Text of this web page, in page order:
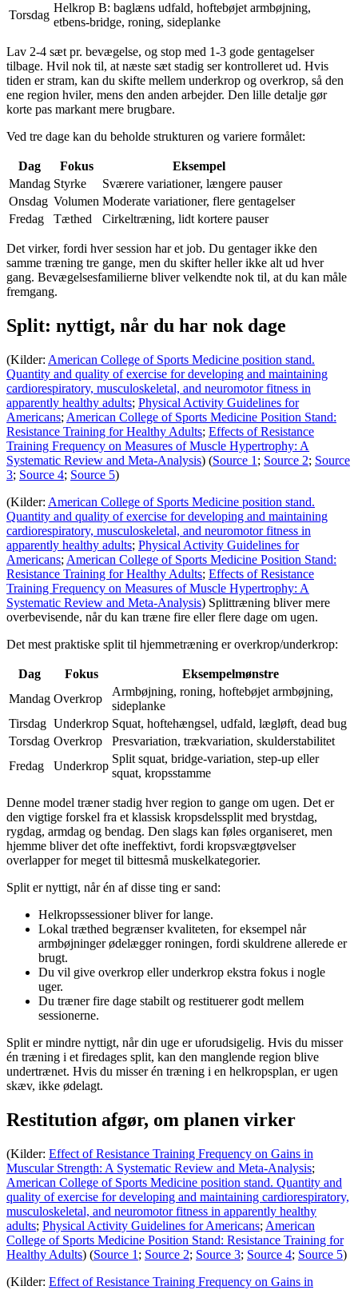
Torsdag
Helkrop B: baglæns udfald, hoftebøjet armbøjning,
etbens-bridge, roning, sideplanke
Lav 2-4 sæt pr. bevægelse, og stop med 1-3 gode gentagelser
tilbage. Hvil nok til, at næste sæt stadig ser kontrolleret ud. Hvis
tiden er stram, kan du skifte mellem underkrop og overkrop, så den
ene region hviler, mens den anden arbejder. Den lille detalje gør
korte pas markant mere brugbare.
Ved tre dage kan du beholde strukturen og variere formålet:
Dag Fokus
Eksempel
Mandag Styrke
Sværere variationer, længere pauser
Onsdag Volumen Moderate variationer, flere gentagelser
Fredag
Tæthed Cirkeltræning, lidt kortere pauser
Det virker, fordi hver session har et job. Du gentager ikke den
samme træning tre gange, men du skifter heller ikke alt ud hver
gang. Bevægelsesfamilierne bliver velkendte nok til, at du kan måle
fremgang.
Split: nyttigt, når du har nok dage
(Kilder: American College of Sports Medicine position stand.
Quantity and quality of exercise for developing and maintaining
cardiorespiratory, musculoskeletal, and neuromotor fitness in
apparently healthy adults; Physical Activity Guidelines for
Americans; American College of Sports Medicine Position Stand:
Resistance Training for Healthy Adults; Effects of Resistance
Training Frequency on Measures of Muscle Hypertrophy: A
Systematic Review and Meta-Analysis) (Source 1 ; Source 2; Source
3; Source 4; Source 5)
(Kilder: American College of Sports Medicine position stand.
Quantity and quality of exercise for developing and maintaining
cardiorespiratory, musculoskeletal, and neuromotor fitness in
apparently healthy adults; Physical Activity Guidelines for
Americans; American College of Sports Medicine Position Stand:
Resistance Training for Healthy Adults; Effects of Resistance
Training Frequency on Measures of Muscle Hypertrophy: A
Systematic Review and Meta-Analysis) Splittræning bliver mere
overbevisende, når du kan træne fire eller flere dage om ugen.
Det mest praktiske split til hjemmetræning er overkrop/underkrop:
Dag Fokus
Eksempelmønstre
Mandag Overkrop
Armbøjning, roning, hoftebøjet armbøjning,
sideplanke
Tirsdag Underkrop Squat, hoftehængsel, udfald, lægløft, dead bug
Torsdag Overkrop
Presvariation, trækvariation, skulderstabilitet
Fredag
Underkrop
Split squat, bridge-variation, step-up eller
squat, kropsstamme
Denne model træner stadig hver region to gange om ugen. Det er
den vigtige forskel fra et klassisk kropsdelssplit med brystdag,
rygdag, armdag og bendag. Den slags kan føles organiseret, men
hjemme bliver det ofte ineffektivt, fordi kropsvægtøvelser
overlapper for meget til bittesmå muskelkategorier.
Split er nyttigt, når én af disse ting er sand:
Helkropssessioner bliver for lange.
Lokal træthed begrænser kvaliteten, for eksempel når
armbøjninger ødelægger roningen, fordi skuldrene allerede er
brugt.
Du vil give overkrop eller underkrop ekstra fokus i nogle
uger.
Du træner fire dage stabilt og restituerer godt mellem
sessionerne.
Split er mindre nyttigt, når din uge er uforudsigelig. Hvis du misser
én træning i et firedages split, kan den manglende region blive
undertrænet. Hvis du misser én træning i en helkropsplan, er ugen
skæv, ikke ødelagt.
Restitution afgør, om planen virker
(Kilder: Effect of Resistance Training Frequency on Gains in
Muscular Strength: A Systematic Review and Meta-Analysis;
American College of Sports Medicine position stand. Quantity and
quality of exercise for developing and maintaining cardiorespiratory,
musculoskeletal, and neuromotor fitness in apparently healthy
adults; Physical Activity Guidelines for Americans; American
College of Sports Medicine Position Stand: Resistance Training for
Healthy Adults) (Source 1 ; Source 2; Source 3; Source 4; Source 5)
(Kilder: Effect of Resistance Training Frequency on Gains in